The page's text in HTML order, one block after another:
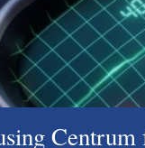
Centrum